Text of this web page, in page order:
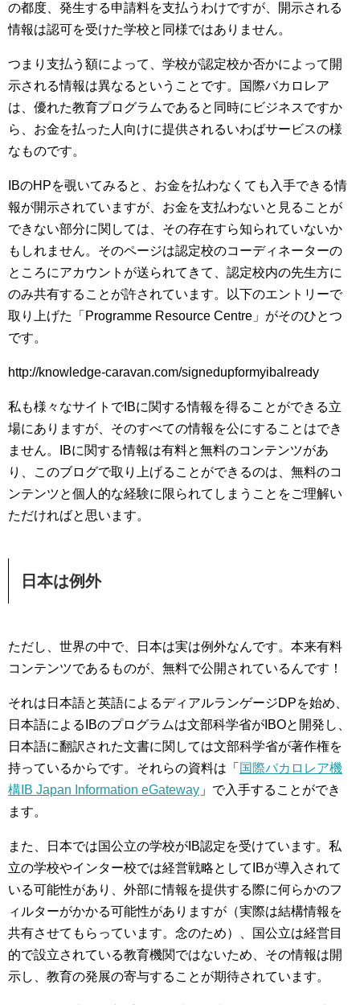
の都度、発生する申請料を支払うわけですが、開示される
情報は認可を受けた学校と同様ではありません。
つまり支払う額によって、学校が認定校か否かによって開
示される情報は異なるということです。国際バカロレア
は、優れた教育プログラムであると同時にビジネスですか
ら、お金を払った人向けに提供されるいわばサービスの様
なものです。
IBのHPを覗いてみると、お金を払わなくても入手できる情
報が開示されていますが、お金を支払わないと見ることが
できない部分に関しては、その存在すら知られていないか
もしれません。そのページは認定校のコーディネーターの
ところにアカウントが送られてきて、認定校内の先生方に
のみ共有することが許されています。以下のエントリーで
取り上げた「Programme Resource Centre」がそのひとつ
です。
http://knowledge-caravan.com/signedupformyibalready
私も様々なサイトでIBに関する情報を得ることができる立
場にありますが、そのすべての情報を公にすることはでき
ません。IBに関する情報は有料と無料のコンテンツがあ
り、このブログで取り上げることができるのは、無料のコ
ンテンツと個人的な経験に限られてしまうことをご理解い
ただければと思います。
日本は例外
ただし、世界の中で、日本は実は例外なんです。本来有料
コンテンツであるものが、無料で公開されているんです！
それは日本語と英語によるディアルランゲージDPを始め、
日本語によるIBのプログラムは文部科学省がIBOと開発し、
日本語に翻訳された文書に関しては文部科学省が著作権を
持っているからです。それらの資料は「 国際バカロレア機
構IB Japan Information eGateway 」で入手することができ
ます。
また、日本では国公立の学校がIB認定を受けています。私
立の学校やインター校では経営戦略としてIBが導入されて
いる可能性があり、外部に情報を提供する際に何らかのフ
ィルターがかかる可能性がありますが（実際は結構情報を
共有させてもらっています。念のため）、国公立は経営目
的で設立されている教育機関ではないため、その情報は開
示し、教育の発展の寄与することが期待されています。